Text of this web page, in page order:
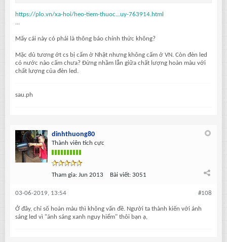
https://plo.vn/xa-hoi/heo-tiem-thuoc...uy-763914.html
...
Mấy cái này có phải là thông báo chính thức không?
Mặc dù tương ớt cs bị cấm ờ Nhật nhưng không cấm ở VN. Còn đèn led
có nước nào cấm chưa? Đừng nhầm lẫn giữa chất lượng hoàn màu với
chất lượng của đèn led.
sau.ph
dinhthuong80
Thành viên tích cực
Tham gia: Jun 2013 Bài viết: 3051
#108
03-06-2019, 13:54
Ở đây, chỉ số hoàn màu thì không vấn đề. Người ta thành kiến với ánh
sáng led vì "ánh sáng xanh nguy hiểm" thôi bạn ạ,